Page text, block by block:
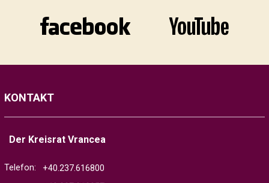
KONTAKT
Der Kreisrat Vrancea
Telefon:
+40.237.616800